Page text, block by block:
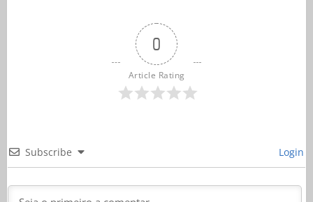
0
Article Rating
Subscribe Login